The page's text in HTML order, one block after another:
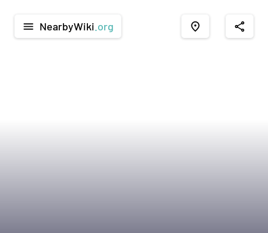
menu NearbyWiki .org place share